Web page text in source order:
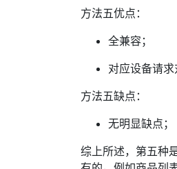
方法五优点：
全兼容；
对应设备请求
方法五缺点：
无明显缺点；
综上所述，第五种